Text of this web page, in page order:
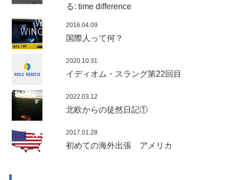
る: time difference
2016.04.09
国際人って何？
2020.10.31
イディオム・スラング第22回目
2022.03.12
北欧からの徒然日記①
2017.01.28
初めての海外出張 アメリカ